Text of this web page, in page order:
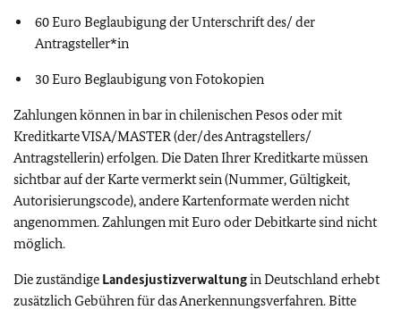
60 Euro Beglaubigung der Unterschrift des/ der
Antragsteller*in
30 Euro Beglaubigung von Fotokopien
Zahlungen können in bar in chilenischen Pesos oder mit
Kreditkarte VISA/MASTER (der/des Antragstellers/
Antragstellerin) erfolgen. Die Daten Ihrer Kreditkarte müssen
sichtbar auf der Karte vermerkt sein (Nummer, Gültigkeit,
Autorisierungscode), andere Kartenformate werden nicht
angenommen. Zahlungen mit Euro oder Debitkarte sind nicht
möglich.
Die zuständige Landesjustizverwaltungin Deutschland erhebt
zusätzlich Gebühren für das Anerkennungsverfahren. Bitte